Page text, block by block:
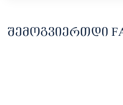
ᲨᲔᲛᲝᲒᲕᲘᲔᲠᲗᲓᲘ